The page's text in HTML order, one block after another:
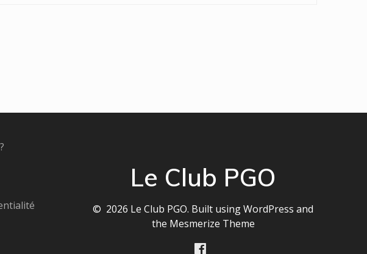
Le Club PGO
© 2026 Le Club PGO. Built using WordPress and
the Mesmerize Theme